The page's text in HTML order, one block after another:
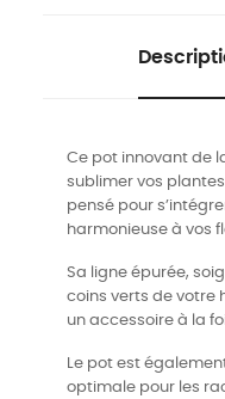
Ce pot innovant de
sublimer vos
pensé pour
harmonieuse à vos
Sa ligne épurée,
coins verts de votre
un accessoire à la
Le pot est
optimale pour les